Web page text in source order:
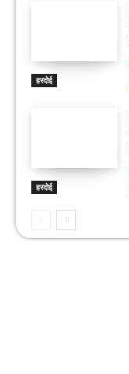
हरदोई
हरदोई